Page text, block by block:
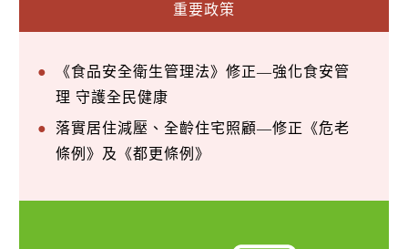
重要政策
《食品安全衛生管理法》修正—強化食安管
理 守護全民健康
落實居住減壓、全齡住宅照顧—修正《危老
條例》及《都更條例》